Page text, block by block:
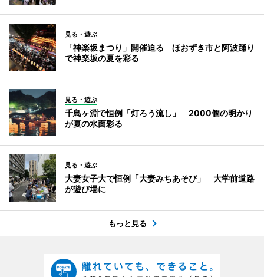
見る・遊ぶ
「神楽坂まつり」開催迫る ほおずき市と阿波踊り
で神楽坂の夏を彩る
見る・遊ぶ
千鳥ヶ淵で恒例「灯ろう流し」 2000個の明かり
が夏の水面彩る
見る・遊ぶ
大妻女子大で恒例「大妻みちあそび」 大学前道路
が遊び場に
もっと見る